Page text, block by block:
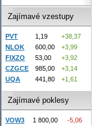
Zajímavé vzestupy
PVT 1,19
+38,37
NLOK
600,00
+3,99
FIXZO
53,00
+3,92
CZGCE
985,00
+3,14
UQA
441,80 +1,61
Zajímavé poklesy
VOW3 1 800,00
-5,06